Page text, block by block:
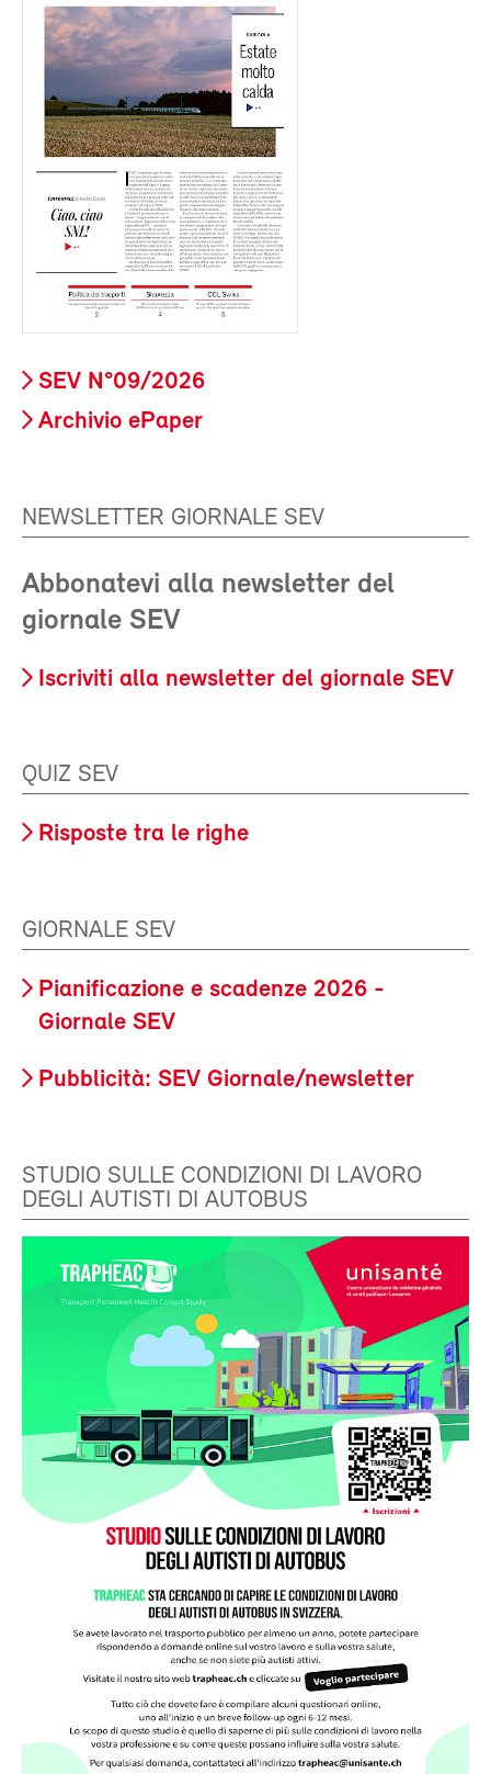
SEV N°09/2026
Archivio ePaper
NEWSLETTER GIORNALE SEV
Abbonatevi alla newsletter del
giornale SEV
Iscriviti alla newsletter del giornale SEV
QUIZ SEV
Risposte tra le righe
GIORNALE SEV
Pianificazione e scadenze 2026 -
Giornale SEV
Pubblicità: SEV Giornale/newsletter
STUDIO SULLE CONDIZIONI DI LAVORO
DEGLI AUTISTI DI AUTOBUS